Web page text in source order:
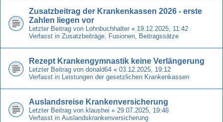
Zusatzbeitrag der Krankenkassen 2026 - erste
Zahlen liegen vor
Letzter Beitrag von Lohnbuchhalter « 19.12.2025, 11:42
Verfasst in Zusatzbeiträge, Fusionen, Beitragssätze
Rezept Krankengymnastik keine Verlängerung
Letzter Beitrag von donald64 « 03.12.2025, 19:12
Verfasst in Leistungen der gesetzlichen Krankenkassen
Auslandsreise Krankenversicherung
Letzter Beitrag von klaushei « 29.07.2025, 19:46
Verfasst in Auslandskrankenversicherung